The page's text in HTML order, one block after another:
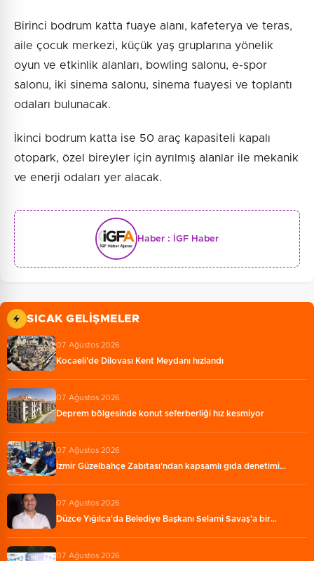
Birinci bodrum katta fuaye alanı, kafeterya ve teras,
aile çocuk merkezi, küçük yaş gruplarına yönelik
oyun ve etkinlik alanları, bowling salonu, e-spor
salonu, iki sinema salonu, sinema fuayesi ve toplantı
odaları bulunacak.
İkinci bodrum katta ise 50 araç kapasiteli kapalı
otopark, özel bireyler için ayrılmış alanlar ile mekanik
ve enerji odaları yer alacak.
Haber : İGF Haber
SICAK GELIŞMELER
07 Ağustos 2026
Kocaeli'de Dilovası Kent Meydanı hızlandı
07 Ağustos 2026
Deprem bölgesinde konut seferberliği hız kesmiyor
07 Ağustos 2026
İzmir Güzelbahçe Zabıtası'ndan kapsamlı gıda denetimi…
07 Ağustos 2026
Düzce Yığılca'da Belediye Başkanı Selami Savaş'a bir…
07 Ağustos 2026